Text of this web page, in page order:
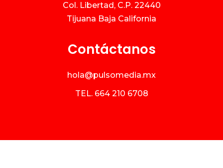
Col. Libertad, C.P. 22440
Tijuana Baja California
Contáctanos
hola@pulsomedia.mx
TEL. 664 210 6708